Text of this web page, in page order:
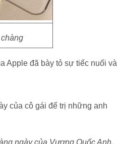
Apple đã bày tỏ sự tiếc nuối và
của cô gái để trị những anh
ngày của Vương Quốc Anh,